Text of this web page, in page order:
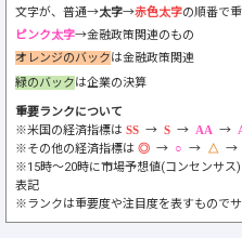
文字が、普通→太字→赤色太字の順番で
ピンク太字→金融政策関連のもの
オレンジのバックは金融政策関連
緑のバックは企業の決算
重要ランクについて
※米国の経済指標は
→ → →
※その他の経済指標は
→ → →
※15時～20時に市場予想値(コンセンサス
表記
※ランクは重要度や注目度を表すもので